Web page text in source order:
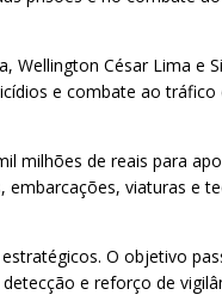
Wellington César Lima e
e combate ao tráfico
milhões de reais para
viaturas e
O objetivo
e reforço de